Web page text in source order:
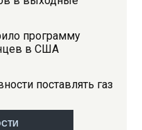
программу
в США
поставлять газ